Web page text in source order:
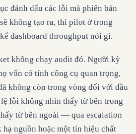
đánh dấu các lỗi mà phiên bản
không tạo ra, thì pilot ở trong
dashboard throughput nói gì.
không chạy audit đó. Người kỳ
vốn có tính công cụ quan trọng,
không còn trong vòng đối với đầu
lỗi không nhìn thấy từ bên trong
từ bên ngoài — qua escalation
hạ nguồn hoặc một tín hiệu chất